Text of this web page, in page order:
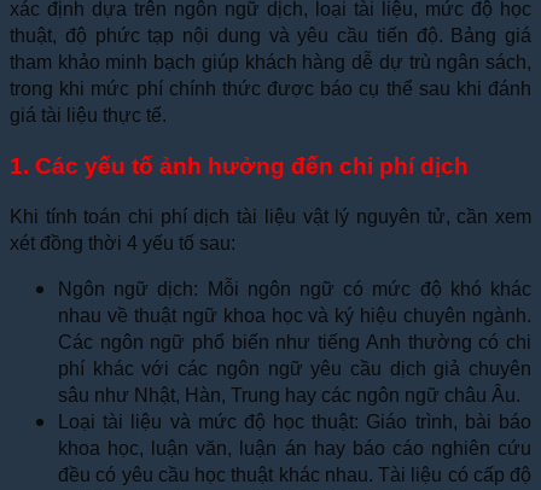
xác định dựa trên ngôn ngữ dịch, loại tài liệu, mức độ học
thuật, độ phức tạp nội dung và yêu cầu tiến độ. Bảng giá
tham khảo minh bạch giúp khách hàng dễ dự trù ngân sách,
trong khi mức phí chính thức được báo cụ thể sau khi đánh
giá tài liệu thực tế.
1. Các yếu tố ảnh hưởng đến chi phí dịch
Khi tính toán chi phí dịch tài liệu vật lý nguyên tử, cần xem
xét đồng thời 4 yếu tố sau:
Ngôn ngữ dịch: Mỗi ngôn ngữ có mức độ khó khác
nhau về thuật ngữ khoa học và ký hiệu chuyên ngành.
Các ngôn ngữ phổ biến như tiếng Anh thường có chi
phí khác với các ngôn ngữ yêu cầu dịch giả chuyên
sâu như Nhật, Hàn, Trung hay các ngôn ngữ châu Âu.
Loại tài liệu và mức độ học thuật: Giáo trình, bài báo
khoa học, luận văn, luận án hay báo cáo nghiên cứu
đều có yêu cầu học thuật khác nhau. Tài liệu có cấp độ